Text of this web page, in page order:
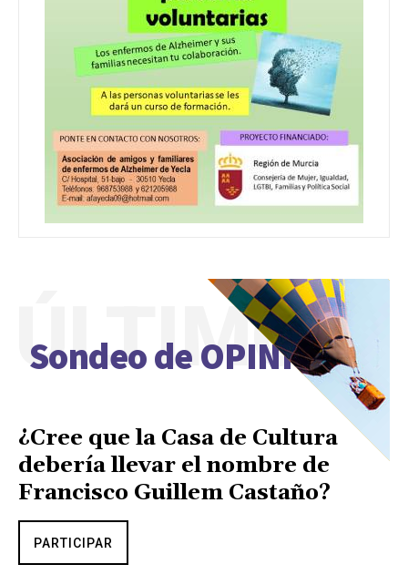
Sondeo de OPINIÓN
ÚLTIMO
¿Cree que la Casa de Cultura
debería llevar el nombre de
Francisco Guillem Castaño?
PARTICIPAR